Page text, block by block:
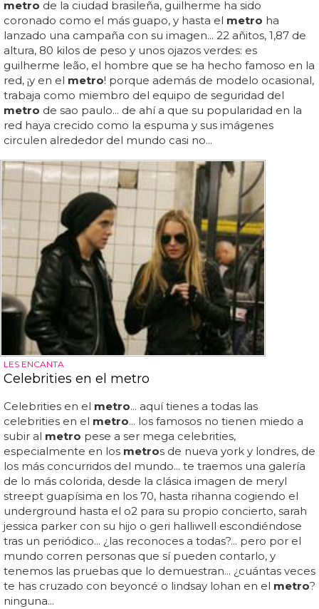
metro de la ciudad brasileña, guilherme ha sido
coronado como el más guapo, y hasta el metro ha
lanzado una campaña con su imagen... 22 añitos, 1,87 de
altura, 80 kilos de peso y unos ojazos verdes: es
guilherme leão, el hombre que se ha hecho famoso en la
red, ¡y en el metro! porque además de modelo ocasional,
trabaja como miembro del equipo de seguridad del
metro de sao paulo... de ahí a que su popularidad en la
red haya crecido como la espuma y sus imágenes
circulen alrededor del mundo casi no...
LES ENCANTA
Celebrities en el metro
Celebrities en el metro... aquí tienes a todas las
celebrities en el metro... los famosos no tienen miedo a
subir al metro pese a ser mega celebrities,
especialmente en los metros de nueva york y londres, de
los más concurridos del mundo... te traemos una galería
de lo más colorida, desde la clásica imagen de meryl
streept guapísima en los 70, hasta rihanna cogiendo el
underground hasta el o2 para su propio concierto, sarah
jessica parker con su hijo o geri halliwell escondiéndose
tras un periódico... ¿las reconoces a todas?... pero por el
mundo corren personas que sí pueden contarlo, y
tenemos las pruebas que lo demuestran... ¿cuántas veces
te has cruzado con beyoncé o lindsay lohan en el metro?
ninguna...